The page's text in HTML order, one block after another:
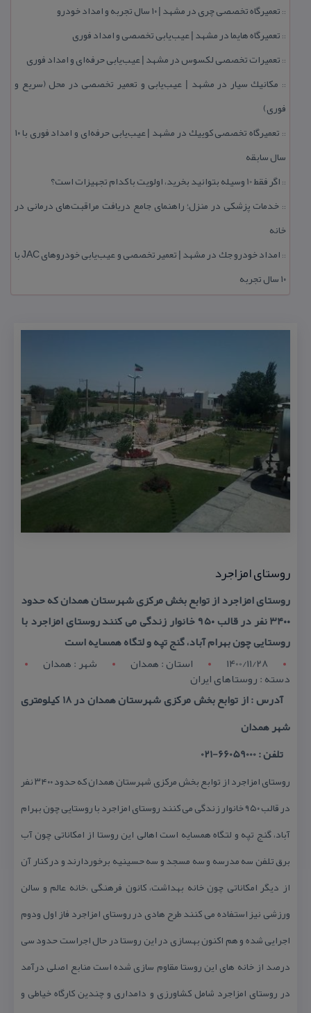
:: تعمیرگاه تخصصی چری در مشهد | ۱۰ سال تجربه و امداد خودرو
:: تعمیرگاه هایما در مشهد | عیب‌یابی تخصصی و امداد فوری
:: تعمیرات تخصصی لكسوس در مشهد | عیب‌یابی حرفه‌ای و امداد فوری
:: مكانیك سیار در مشهد | عیب‌یابی و تعمیر تخصصی در محل (سریع و
فوری)
::
تعمیرگاه تخصصی كوییك در مشهد | عیب‌یابی حرفه‌ای و امداد فوری با ۱۰
سال سابقه
:: اگر فقط 10 وسیله بتوانید بخرید، اولویت با كدام تجهیزات است؟
:: خدمات پزشكی در منزل؛ راهنمای جامع دریافت مراقبت‌های درمانی در
خانه
::
امداد خودرو جك در مشهد | تعمیر تخصصی و عیب‌یابی خودروهای JAC با
۱۰ سال تجربه
روستای امزاجرد
روستای امزاجرد از توابع بخش مركزی شهرستان همدان كه حدود
۳۴۰۰ نفر در قالب ۹۵۰ خانوار زندگی می كنند روستای امزاجرد با
روستایی چون بهرام آباد، گنج تپه و لتگاه همسایه است
1400/11/28
استان : همدان شهر : همدان
دسته : روستاهای ایران
آدرس : از توابع بخش مركزی شهرستان همدان در 18 كیلومتری
شهر همدان
تلفن : 66059000-021
روستای امزاجرد از توابع بخش مركزی شهرستان همدان كه حدود ۳۴۰۰ نفر
در قالب ۹۵۰ خانوار زندگی می كنند روستای امزاجرد با روستایی چون بهرام
آباد، گنج تپه و لتگاه همسایه است اهالی این روستا از امكاناتی چون آب
برق تلفن سه مدرسه و سه مسجد و سه حسینیه برخوردارند و در كنار آن
از دیگر امكاناتی چون خانه بهداشت، كانون فرهنگی ،خانه عالم و سالن
ورزشی نیز استفاده می كنند طرح هادی در روستای امزاجرد فاز اول ودوم
اجرایی شده و هم اكنون بهسازی در این روستا در حال اجراست حدود سی
درصد از خانه های این روستا مقاوم سازی شده است منابع اصلی درآمد
در روستای امزاجرد شامل كشاورزی و دامداری و چندین كارگاه خیاطی و